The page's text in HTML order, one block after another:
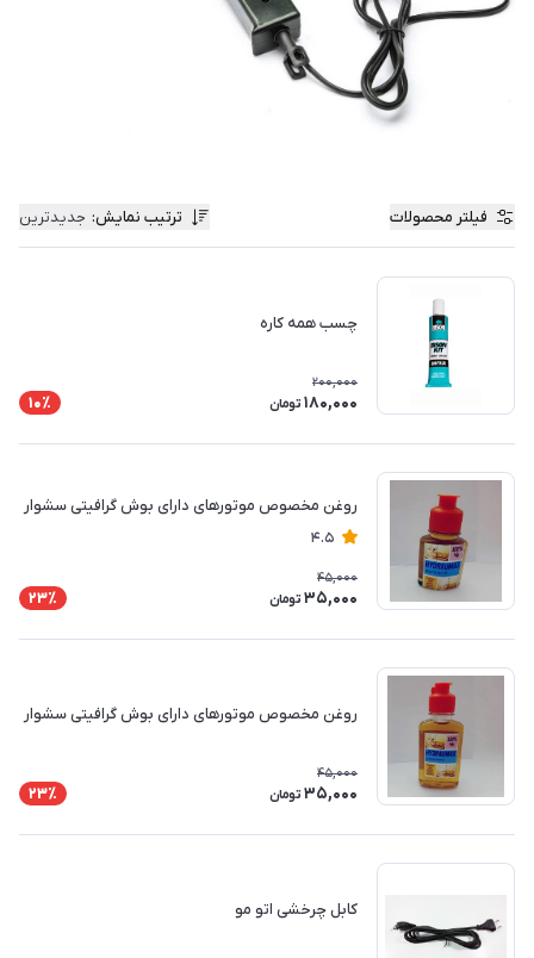
فیلتر محصولات ترتیب نمایش: جدیدترین
چسب همه کاره
200,000
180,000 تومان 10٪
روغن مخصوص موتورهای دارای بوش گرافیتی سشوار
4.5
45,000
35,000 تومان 23٪
روغن مخصوص موتورهای دارای بوش گرافیتی سشوار
45,000
35,000 تومان 23٪
کابل چرخشی اتو مو